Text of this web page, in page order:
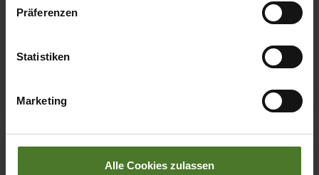
Wir setzen im Rahmen des Trackings auch Dienstleister
Datenschutzbestimmungen ein, wodurch das Risiko von
behördlichen Zugriffen bzw. von Kontrollverlust bzgl.
Datenschutzhinweise
Präferenzen
Statistiken
Marketing
Alle Cookies zulassen
30 let KRONE BiG M – první samojízdný